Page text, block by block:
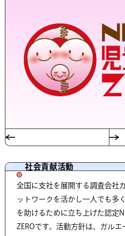
社会貢献活動
全国に支社を展開する調査会社
ットワークを活かし一人でも多
を助けるために立ち上げた認定
ZEROです。活動方針は、ガル